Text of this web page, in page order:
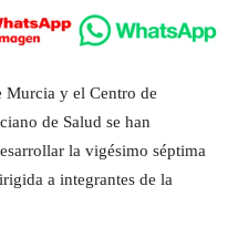
y el Centro de
de Salud se han
la vigésimo séptima
a integrantes de la